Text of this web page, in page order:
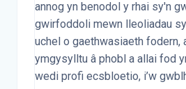
annog yn benodol y rhai sy'n
gwirfoddoli mewn lleoliadau
uchel o gaethwasiaeth fodern,
ymgysylltu â phobl a allai fod
wedi profi ecsbloetio, i’w